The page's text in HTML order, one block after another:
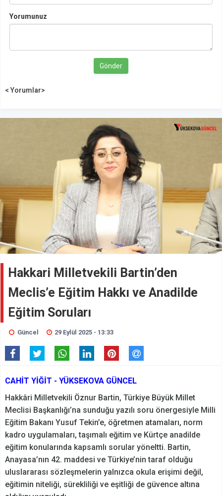
Yorumunuz
Gönder
< Yorumlar>
Hakkari Milletvekili Bartin’den
Meclis’e Eğitim Hakkı ve Anadilde
Eğitim Soruları
Güncel 29 Eylül 2025 - 13:33
CAHİT YİĞİT - YÜKSEKOVA GÜNCEL
Hakkâri Milletvekili Öznur Bartin, Türkiye Büyük Millet
Meclisi Başkanlığı’na sunduğu yazılı soru önergesiyle Milli
Eğitim Bakanı Yusuf Tekin’e, öğretmen atamaları, norm
kadro uygulamaları, taşımalı eğitim ve Kürtçe anadilde
eğitim konularında kapsamlı sorular yöneltti. Bartin,
Anayasa’nın 42. maddesi ve Türkiye’nin taraf olduğu
uluslararası sözleşmelerin yalnızca okula erişimi değil,
eğitimin niteliği, sürekliliği ve eşitliği de güvence altına